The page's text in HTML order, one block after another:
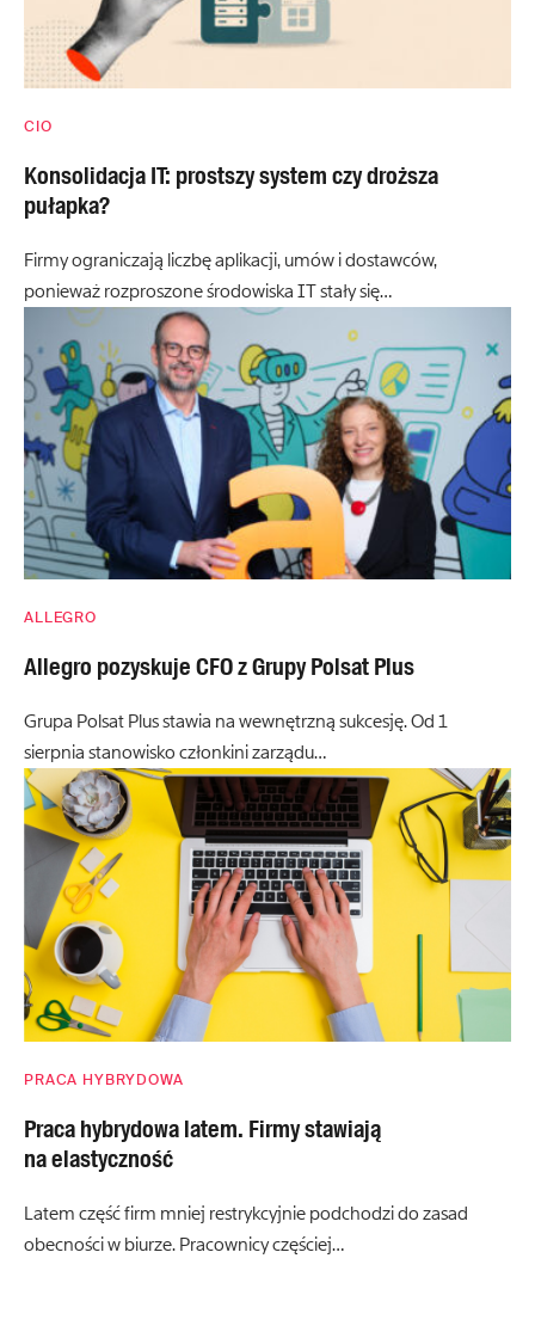
CIO
Konsolidacja IT: prostszy system czy droższa
pułapka?
Firmy ograniczają liczbę aplikacji, umów i dostawców,
ponieważ rozproszone środowiska IT stały się…
ALLEGRO
Allegro pozyskuje CFO z Grupy Polsat Plus
Grupa Polsat Plus stawia na wewnętrzną sukcesję. Od 1
sierpnia stanowisko członkini zarządu…
PRACA HYBRYDOWA
Praca hybrydowa latem. Firmy stawiają
na elastyczność
Latem część firm mniej restrykcyjnie podchodzi do zasad
obecności w biurze. Pracownicy częściej…